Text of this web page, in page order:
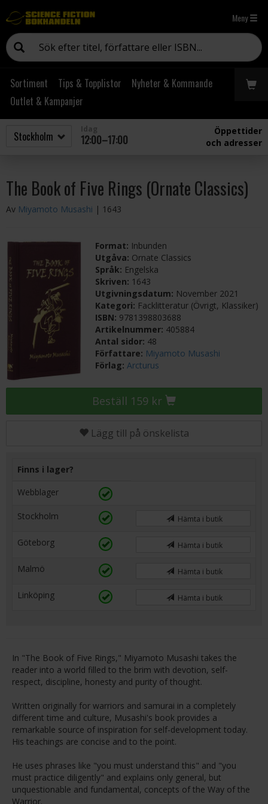
Meny
Sortiment Tips & Topplistor
Nyheter & Kommande
Outlet & Kampanjer
12:00–17:00
Öppettider
och adresser
The Book of Five Rings (Ornate Classics)
Av Miyamoto Musashi | 1643
Format: Inbunden
Utgåva: Ornate Classics
Språk: Engelska
Skriven: 1643
Utgivningsdatum: November 2021
Kategori: Facklitteratur (Övrigt, Klassiker)
ISBN: 9781398803688
Artikelnummer: 405884
Antal sidor: 48
Författare: Miyamoto Musashi
Förlag:Arcturus
Beställ 159 kr
Lägg till på önskelista
Finns i lager?
Webblager
Stockholm Hämta i butik
Göteborg Hämta i butik
Malmö Hämta i butik
Linköping Hämta i butik
In "The Book of Five Rings," Miyamoto Musashi takes the
reader into a world filled to the brim with devotion, self-
respect, discipline, honesty and purity of thought.
Written originally for warriors and samurai in a completely
different time and culture, Musashi's book provides a
remarkable source of inspiration for self-development today.
His teachings are concise and to the point.
He uses phrases like "you must understand this" and "you
must practice diligently" and explains only general, but
unquestionable and fundamental, concepts of the Way of the
Warrior.